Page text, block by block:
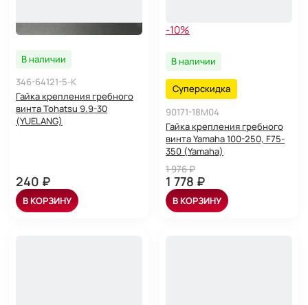
В наличии
346-64121-5-K
Гайка крепления гребного
винта Tohatsu 9.9-30
(YUELANG)
240 ₽
В КОРЗИНУ
-10%
В наличии
Суперскидка
90171-18M04
Гайка крепления гребного
винта Yamaha 100-250, F75-
350 (Yamaha)
1 976 ₽
1 778 ₽
В КОРЗИНУ